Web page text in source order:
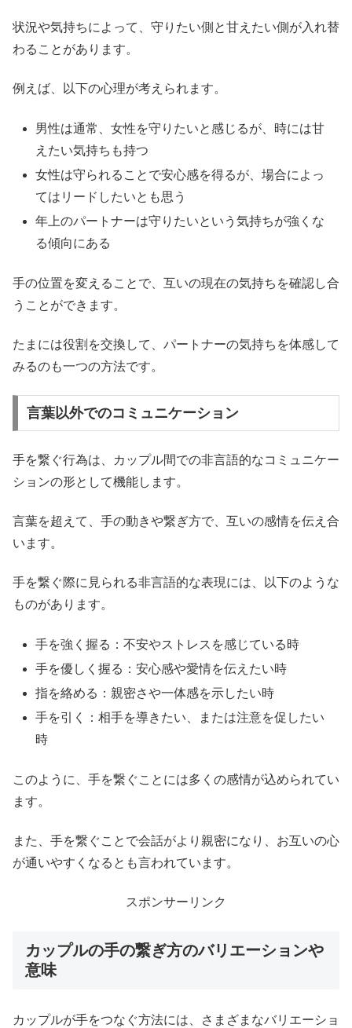
状況や気持ちによって、守りたい側と甘えたい側が入れ替
わることがあります。
例えば、以下の心理が考えられます。
男性は通常、女性を守りたいと感じるが、時には甘
えたい気持ちも持つ
女性は守られることで安心感を得るが、場合によっ
てはリードしたいとも思う
年上のパートナーは守りたいという気持ちが強くな
る傾向にある
手の位置を変えることで、互いの現在の気持ちを確認し合
うことができます。
たまには役割を交換して、パートナーの気持ちを体感して
みるのも一つの方法です。
言葉以外でのコミュニケーション
手を繋ぐ行為は、カップル間での非言語的なコミュニケー
ションの形として機能します。
言葉を超えて、手の動きや繋ぎ方で、互いの感情を伝え合
います。
手を繋ぐ際に見られる非言語的な表現には、以下のような
ものがあります。
手を強く握る：不安やストレスを感じている時
手を優しく握る：安心感や愛情を伝えたい時
指を絡める：親密さや一体感を示したい時
手を引く：相手を導きたい、または注意を促したい
時
このように、手を繋ぐことには多くの感情が込められてい
ます。
また、手を繋ぐことで会話がより親密になり、お互いの心
が通いやすくなるとも言われています。
スポンサーリンク
カップルの手の繋ぎ方のバリエーションや
意味
カップルが手をつなぐ方法には、さまざまなバリエーショ